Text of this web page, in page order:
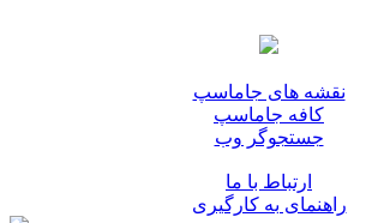
نقشه های جاماسپ
کافه جاماسپ
جستجوگر وب
ارتباط با ما
راهنمای به کارگیری